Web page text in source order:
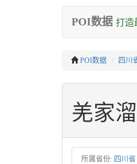
POI数据 打造
POI数据 四川
羌家
所属省份: 四川省